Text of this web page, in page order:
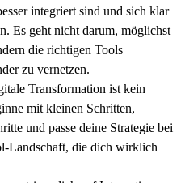
integriert sind und sich klar
Es geht nicht darum, möglichst
die richtigen Tools
zu vernetzen.
Transformation ist kein
mit kleinen Schritten,
und passe deine Strategie bei
Landschaft, die dich wirklich